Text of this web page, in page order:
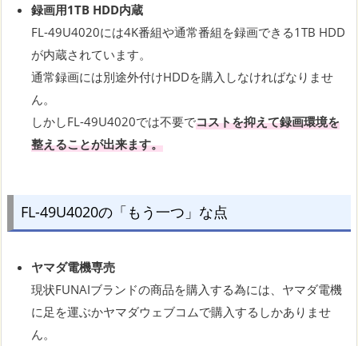
録画用1TB HDD内蔵
FL-49U4020には4K番組や通常番組を録画できる1TB HDD
が内蔵されています。
通常録画には別途外付けHDDを購入しなければなりませ
ん。
しかしFL-49U4020では不要でコストを抑えて録画環境を
整えることが出来ます。
FL-49U4020の「もう一つ」な点
ヤマダ電機専売
現状FUNAIブランドの商品を購入する為には、ヤマダ電機
に足を運ぶかヤマダウェブコムで購入するしかありませ
ん。